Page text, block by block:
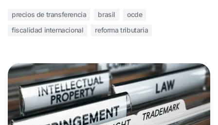
precios de transferencia brasil
ocde
fiscalidad internacional
reforma tributaria